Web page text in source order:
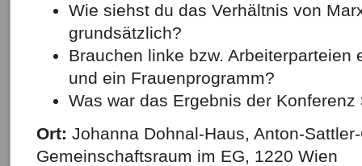
Wie siehst du das Verhältnis von
grundsätzlich?
Brauchen linke bzw. Arbeiterparteien
und ein Frauenprogramm?
Was war das Ergebnis der Konferenz
Ort: Johanna Dohnal-Haus, Anton-
Gemeinschaftsraum im EG, 1220 Wien